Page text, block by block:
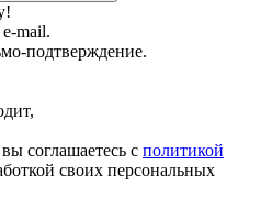
mail.
подтверждение.
соглашаетесь с политикой
своих персональных